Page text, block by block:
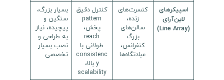
اسپیکرهای
لاین‌آرای
کنسرت‌های
زنده،
سالن‌های
بزرگ
کنفرانس،
عبادتگاه‌ها
کنترل دقیق
pattern
پخش،
reach
طولانی با
consistenc
y بالا،
scalability
بسیار بزرگ،
سنگین و
پیچیده، نیاز
به طراحی و
نصب بسیار
تخصصی